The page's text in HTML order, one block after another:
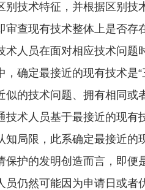
别技术特征，并根据区别技
审查现有技术整体上是否存
术人员在面对相应技术问题
，确定最接近的现有技术是
似的技术问题、拥有相同或
技术人员基于最接近的现有
知局限，此系确定最接近的
保护的发明创造而言，即便
员仍然可能因为申请日或者